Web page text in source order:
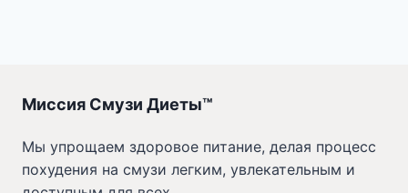
Миссия Смузи Диеты™
Мы упрощаем здоровое питание, делая процесс
похудения на смузи легким, увлекательным и